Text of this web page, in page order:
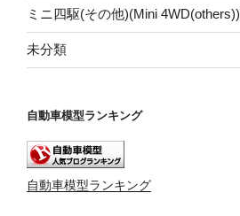
ミニ四駆(その他)(Mini 4WD(others))
未分類
自動車模型ランキング
自動車模型ランキング